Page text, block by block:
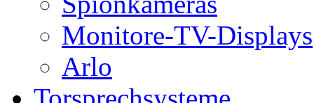
Monitore-TV-Displays
Arlo